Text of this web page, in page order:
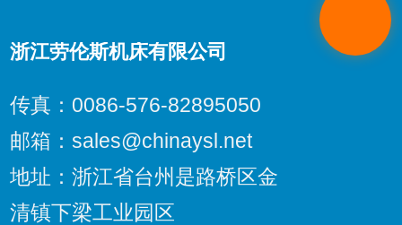
提供了有力支持。以下是提拉插齿机的操作指南：1、操作...
浙江劳伦斯机床有限公司
传真：0086-576-82895050
邮箱：sales@chinaysl.net
地址：浙江省台州是路桥区金
清镇下梁工业园区